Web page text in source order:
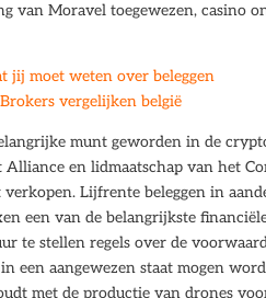
van Moravel toegewezen, casino
jij moet weten over beleggen
vergelijken belgië
munt geworden in de
en lidmaatschap van het
Lijfrente beleggen in
een van de belangrijkste
te stellen regels over de
een aangewezen staat mogen
met de productie van drones